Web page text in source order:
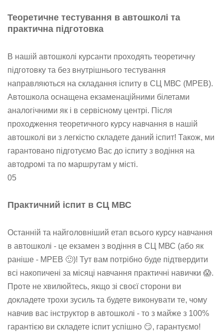
Теоретичне тестування в автошколі та
практична підготовка
В нашій автошколі курсанти проходять теоретичну
підготовку та без внутрішнього тестування
направляються на складання іспиту в СЦ МВС (МРЕВ).
Автошкола оснащена екзаменаційними білетами
аналогічними як і в сервісному центрі. Після
проходження теоретичного курсу навчання в нашій
автошколі ви з легкістю складете даний іспит! Також, ми
гарантовано підготуємо Вас до іспиту з водіння на
автодромі та по маршрутам у місті.
05
Практичний іспит в СЦ МВС
Останній та найголовніший етап всього курсу навчання
в автошколі - це екзамен з водіння в СЦ МВС (або як
раніше - МРЕВ 🙂)! Тут вам потрібно буде підтвердити
всі накопичені за місяці навчання практичні навички 😱.
Проте не хвилюйтесь, якщо зі своєї сторони ви
докладете трохи зусиль та будете виконувати те, чому
навчив вас інструктор в автошколі - то з майже з 100%
гарантією ви складете іспит успішно 😏, гарантуємо!